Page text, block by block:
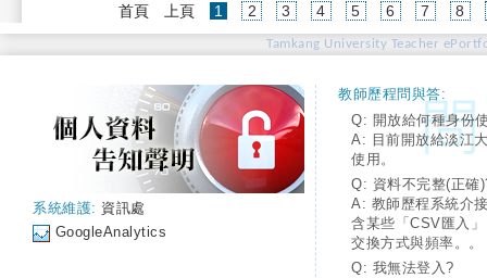
首頁 上頁 1 (current)
2 3 4 5 6 7 8
Tamkang University Teacher
系統維護: 資訊處
GoogleAnalytics
教師歷程問與答:
Q: 開放給何種身份
A: 目前開放給淡江
使用。
Q: 資料不完整(正確
A: 教師歷程系統介
含某些「CSV匯入
交換方式與頻率。。
Q: 我無法登入?